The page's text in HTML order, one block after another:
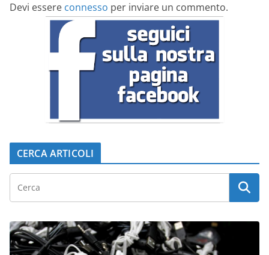
Devi essere connesso per inviare un commento.
CERCA ARTICOLI